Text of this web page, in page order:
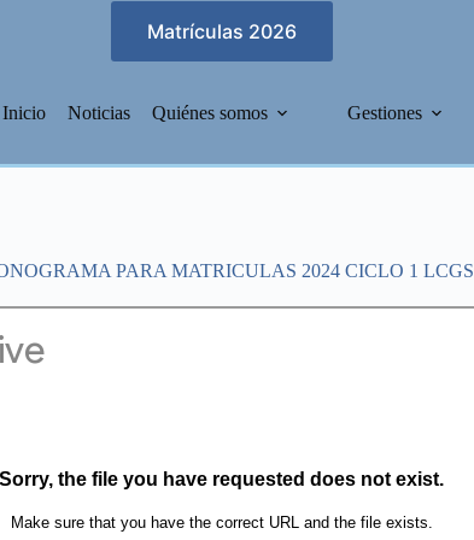
Matrículas 2026
Inicio Noticias Quiénes somos Gestiones
PARA MATRICULAS 2024 CICLO 1 LCGS